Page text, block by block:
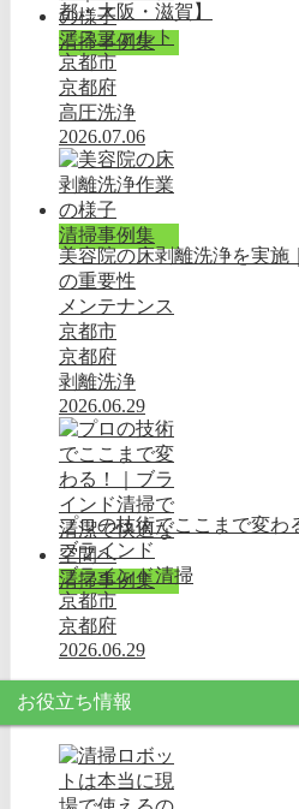
清掃事例集
都・大阪・滋賀】
アスファルト
京都市
京都府
高圧洗浄
2026.07.06
清掃事例集
美容院の床剥離洗浄を実施
の重要性
メンテナンス
京都市
京都府
剥離洗浄
2026.06.29
清掃事例集
プロの技術でここまで変わ
ブラインド
ブラインド清掃
京都市
京都府
2026.06.29
お役立ち情報